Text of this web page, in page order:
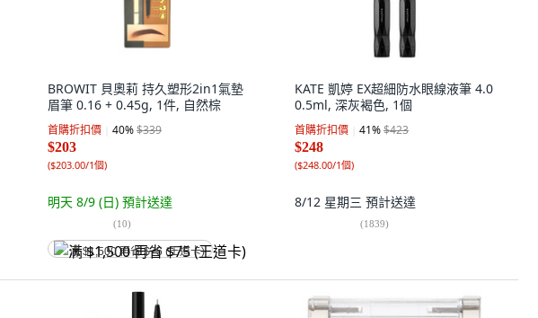
BROWIT 貝奧莉 持久塑形2in1氣墊
眉筆 0.16 + 0.45g, 1件, 自然棕
首購折扣價 40%$339
$203
($203.00/1個)
明天 8/9 (日) 預計送達
(10)
满 $1,500 再省 $75 (王道卡)
KATE 凱婷 EX超細防水眼線液筆 4.0
0.5ml, 深灰褐色, 1個
首購折扣價 41%$423
$248
($248.00/1個)
8/12 星期三 預計送達
(1839)